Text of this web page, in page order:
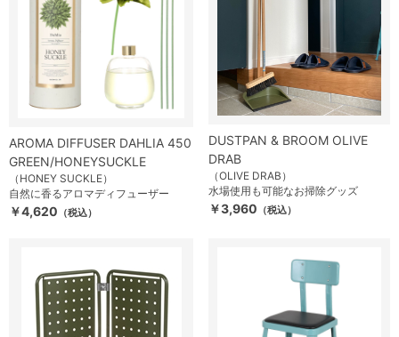
AROMA DIFFUSER DAHLIA 450
GREEN/HONEYSUCKLE
（HONEY SUCKLE）
自然に香るアロマディフューザー
￥4,620 （税込）
DUSTPAN & BROOM OLIVE
DRAB
（OLIVE DRAB）
水場使用も可能なお掃除グッズ
￥3,960 （税込）